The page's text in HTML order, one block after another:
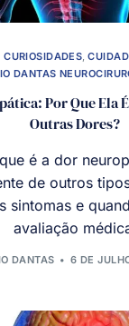
CURIOSIDADES,
DANTAS
Por Que Ela
Outras Dores?
é a dor
de outros
sintomas e
avaliação
DANTAS 6 DE